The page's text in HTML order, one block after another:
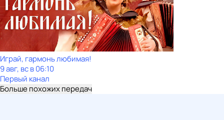
Играй, гармонь любимая!
9 авг, вс в 06:10
Первый канал
Больше похожих передач